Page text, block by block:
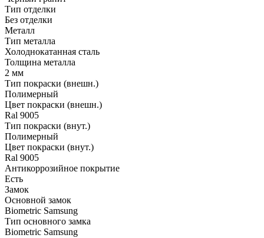
Тип отделки
Без отделки
Металл
Тип металла
Холоднокатанная сталь
Толщина металла
2 мм
Тип покраски (внешн.)
Полимерный
Цвет покраски (внешн.)
Ral 9005
Тип покраски (внут.)
Полимерный
Цвет покраски (внут.)
Ral 9005
Антикоррозийное покрытие
Есть
Замок
Основной замок
Biometric Samsung
Тип основного замка
Biometric Samsung